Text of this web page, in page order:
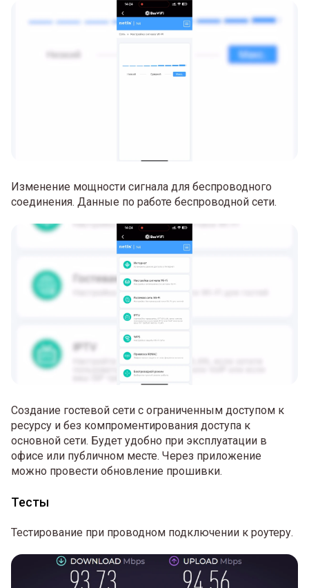
Изменение мощности сигнала для беспроводного
соединения. Данные по работе беспроводной сети.
Создание гостевой сети с ограниченным доступом к
ресурсу и без компроментирования доступа к
основной сети. Будет удобно при эксплуатации в
офисе или публичном месте. Через приложение
можно провести обновление прошивки.
Тесты
Тестирование при проводном подключении к роутеру.